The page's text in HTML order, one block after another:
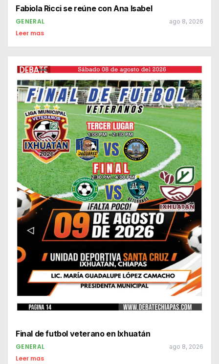
Fabiola Ricci se reúne con Ana Isabel
GENERAL ago 8, 2026
Leer mas
Final de futbol veterano en Ixhuatán
GENERAL ago 8, 2026
Leer mas